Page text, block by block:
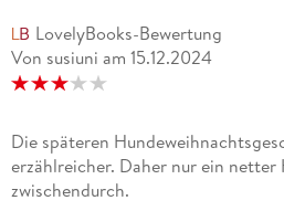
LovelyBooks-Bewertung
Von susiuni am 15.12.2024
Die späteren
erzählreicher. Daher nur ein netter
zwischendurch.